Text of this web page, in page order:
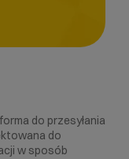
do przesyłania
do
w sposób